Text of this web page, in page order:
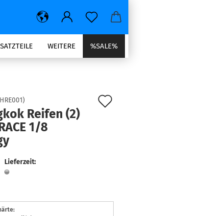
%SALE%
WEITERE
HRE001)
Reifen (2)
1/8
Lieferzeit: